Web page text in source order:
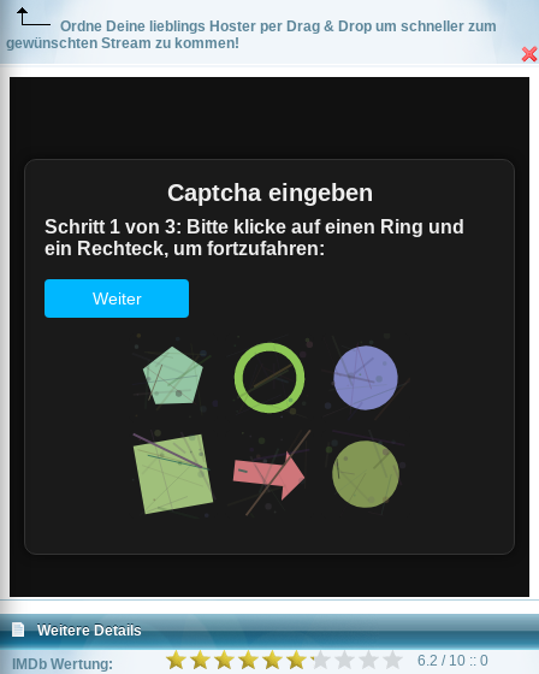
Ordne Deine lieblings Hoster per Drag & Drop um schneller zum
gewünschten Stream zu kommen!
Weitere Details
IMDb Wertung:
6.2 / 10 :: 0